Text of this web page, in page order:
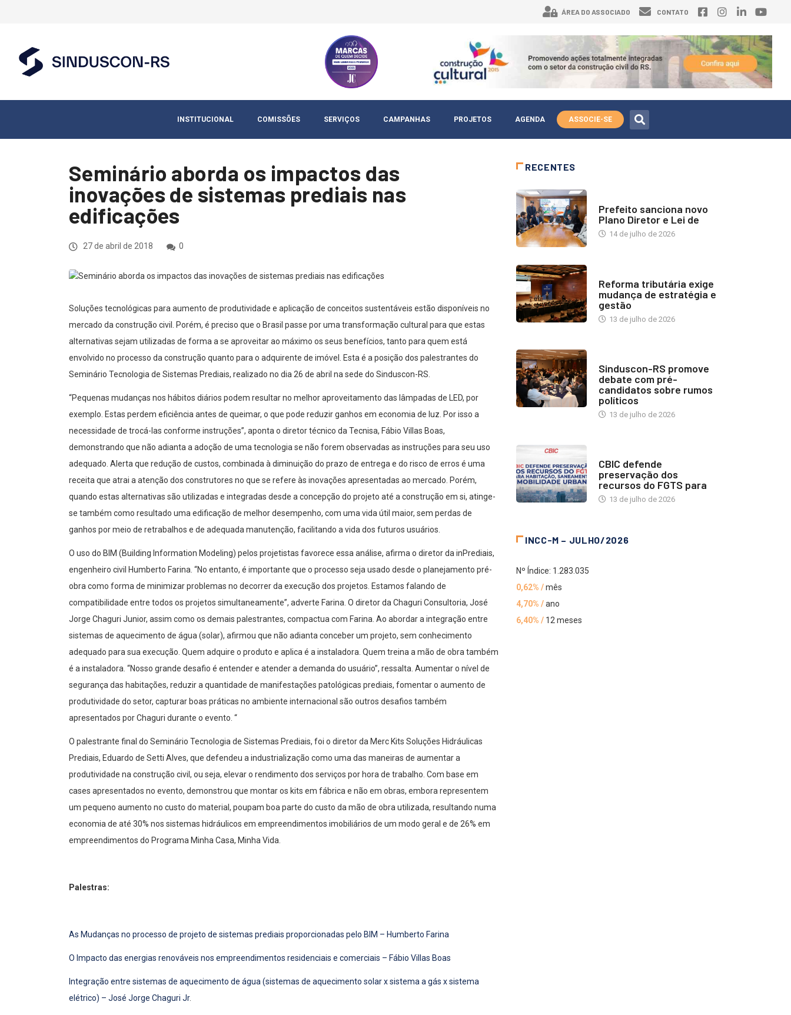
ÁREA DO ASSOCIADO CONTATO
INSTITUCIONAL COMISSÕES SERVIÇOS CAMPANHAS PROJETOS AGENDA ASSOCIE-SE
Seminário aborda os impactos das
inovações de sistemas prediais nas
edificações
27 de abril de 2018 0
Soluções tecnológicas para aumento de produtividade e aplicação de conceitos sustentáveis estão disponíveis no
mercado da construção civil. Porém, é preciso que o Brasil passe por uma transformação cultural para que estas
alternativas sejam utilizadas de forma a se aproveitar ao máximo os seus benefícios, tanto para quem está
envolvido no processo da construção quanto para o adquirente de imóvel. Esta é a posição dos palestrantes do
Seminário Tecnologia de Sistemas Prediais, realizado no dia 26 de abril na sede do Sinduscon-RS.
“Pequenas mudanças nos hábitos diários podem resultar no melhor aproveitamento das lâmpadas de LED, por
exemplo. Estas perdem eficiência antes de queimar, o que pode reduzir ganhos em economia de luz. Por isso a
necessidade de trocá-las conforme instruções”, aponta o diretor técnico da Tecnisa, Fábio Villas Boas,
demonstrando que não adianta a adoção de uma tecnologia se não forem observadas as instruções para seu uso
adequado. Alerta que redução de custos, combinada à diminuição do prazo de entrega e do risco de erros é uma
receita que atrai a atenção dos construtores no que se refere às inovações apresentadas ao mercado. Porém,
quando estas alternativas são utilizadas e integradas desde a concepção do projeto até a construção em si, atinge-
se também como resultado uma edificação de melhor desempenho, com uma vida útil maior, sem perdas de
ganhos por meio de retrabalhos e de adequada manutenção, facilitando a vida dos futuros usuários.
O uso do BIM (Building Information Modeling) pelos projetistas favorece essa análise, afirma o diretor da inPrediais,
engenheiro civil Humberto Farina. “No entanto, é importante que o processo seja usado desde o planejamento pré-
obra como forma de minimizar problemas no decorrer da execução dos projetos. Estamos falando de
compatibilidade entre todos os projetos simultaneamente”, adverte Farina. O diretor da Chaguri Consultoria, José
Jorge Chaguri Junior, assim como os demais palestrantes, compactua com Farina. Ao abordar a integração entre
sistemas de aquecimento de água (solar), afirmou que não adianta conceber um projeto, sem conhecimento
adequado para sua execução. Quem adquire o produto e aplica é a instaladora. Quem treina a mão de obra também
é a instaladora. “Nosso grande desafio é entender e atender a demanda do usuário”, ressalta. Aumentar o nível de
segurança das habitações, reduzir a quantidade de manifestações patológicas prediais, fomentar o aumento de
produtividade do setor, capturar boas práticas no ambiente internacional são outros desafios também
apresentados por Chaguri durante o evento. “
O palestrante final do Seminário Tecnologia de Sistemas Prediais, foi o diretor da Merc Kits Soluções Hidráulicas
Prediais, Eduardo de Setti Alves, que defendeu a industrialização como uma das maneiras de aumentar a
produtividade na construção civil, ou seja, elevar o rendimento dos serviços por hora de trabalho. Com base em
cases apresentados no evento, demonstrou que montar os kits em fábrica e não em obras, embora representem
um pequeno aumento no custo do material, poupam boa parte do custo da mão de obra utilizada, resultando numa
economia de até 30% nos sistemas hidráulicos em empreendimentos imobiliários de um modo geral e de 26% em
empreendimentos do Programa Minha Casa, Minha Vida.
Palestras:
As Mudanças no processo de projeto de sistemas prediais proporcionadas pelo BIM – Humberto Farina
O Impacto das energias renováveis nos empreendimentos residenciais e comerciais – Fábio Villas Boas
Integração entre sistemas de aquecimento de água (sistemas de aquecimento solar x sistema a gás x sistema
elétrico) – José Jorge Chaguri Jr.
RECENTES
Prefeito sanciona novo
Plano Diretor e Lei de
14 de julho de 2026
Reforma tributária exige
mudança de estratégia e
gestão
13 de julho de 2026
Sinduscon-RS promove
debate com pré-
candidatos sobre rumos
políticos
13 de julho de 2026
CBIC defende
preservação dos
recursos do FGTS para
13 de julho de 2026
INCC-M – JULHO/2026
Nº Índice: 1.283.035
0,62% /mês
4,70% /ano
6,40% / 12 meses